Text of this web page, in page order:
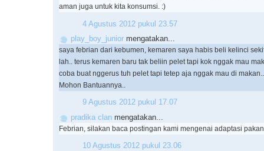
aman juga untuk kita konsumsi. :)
4 Agustus 2012 pukul 23.57
play_boy_junior mengatakan...
saya febrian dari kebumen, kemaren saya habis beli kelinci
lah.. terus kemaren baru tak beliin pelet tapi kok nggak mau
coba buat nggerus tuh pelet tapi tetep aja nggak mau di makan..
Mohon Bantuannya..
9 Agustus 2012 pukul 17.07
pradika clan mengatakan...
Febrian, silakan baca postingan kami mengenai adaptasi
10 Agustus 2012 pukul 23.06